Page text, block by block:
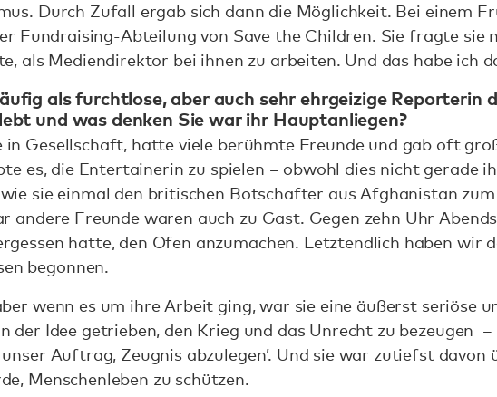
Durch Zufall ergab sich dann die Möglichkeit. Bei einem
Fundraising-Abteilung von Save the Children. Sie fragte sie
als Mediendirektor bei ihnen zu arbeiten. Und das habe ich
als furchtlose, aber auch sehr ehrgeizige Reporterin
und was denken Sie war ihr Hauptanliegen?
in Gesellschaft, hatte viele berühmte Freunde und gab oft
es, die Entertainerin zu spielen – obwohl dies nicht gerade
sie einmal den britischen Botschafter aus Afghanistan zum
andere Freunde waren auch zu Gast. Gegen zehn Uhr
hatte, den Ofen anzumachen. Letztendlich haben wir
begonnen.
wenn es um ihre Arbeit ging, war sie eine äußerst seriöse
der Idee getrieben, den Krieg und das Unrecht zu bezeugen –
Auftrag, Zeugnis abzulegen’. Und sie war zutiefst davon
Menschenleben zu schützen.